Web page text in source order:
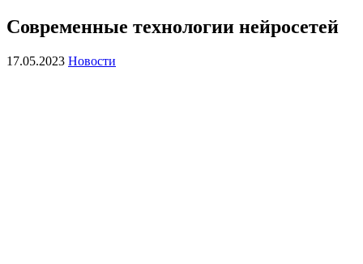
Современные технологии нейросетей
17.05.2023 Новости